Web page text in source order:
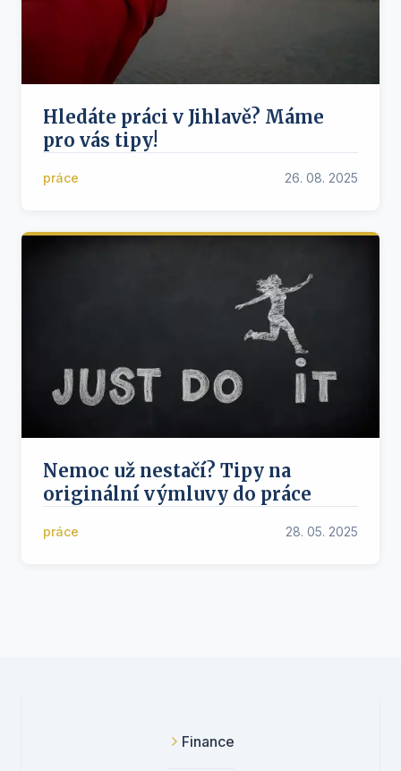
Hledáte práci v Jihlavě? Máme
pro vás tipy!
práce 26. 08. 2025
Nemoc už nestačí? Tipy na
originální výmluvy do práce
práce 28. 05. 2025
Finance